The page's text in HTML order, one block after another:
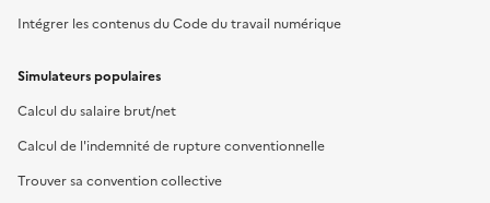
Intégrer les contenus du Code du travail numérique
Simulateurs populaires
Calcul du salaire brut/net
Calcul de l'indemnité de rupture conventionnelle
Trouver sa convention collective